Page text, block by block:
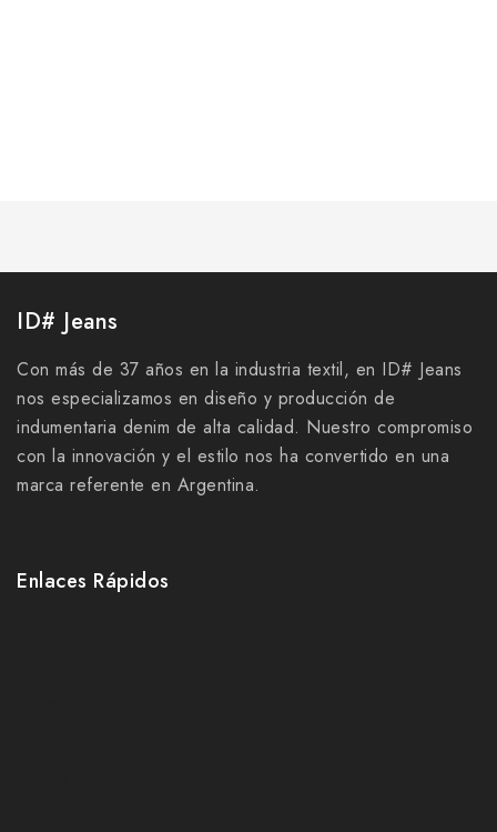
ID# Jeans
Con más de 37 años en la industria textil, en ID# Jeans
nos especializamos en diseño y producción de
indumentaria denim de alta calidad. Nuestro compromiso
con la innovación y el estilo nos ha convertido en una
marca referente en Argentina.
Enlaces Rápidos